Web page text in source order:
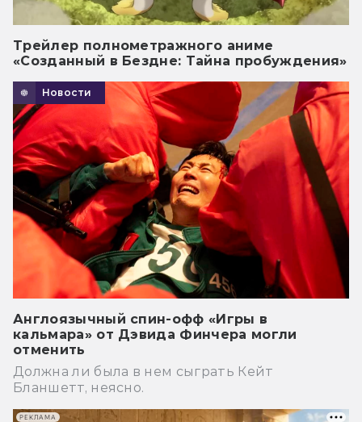
Трейлер полнометражного аниме
«Созданный в Бездне: Тайна пробуждения»
Новости
Англоязычный спин-офф «Игры в
кальмара» от Дэвида Финчера могли
отменить
Должна ли была в нем сыграть Кейт
Бланшетт, неясно.
РЕКЛАМА